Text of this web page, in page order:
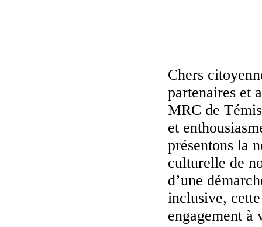
Chers
partenaires et
MRC de
et
présentons la
culturelle de
d’une
inclusive,
engagement à